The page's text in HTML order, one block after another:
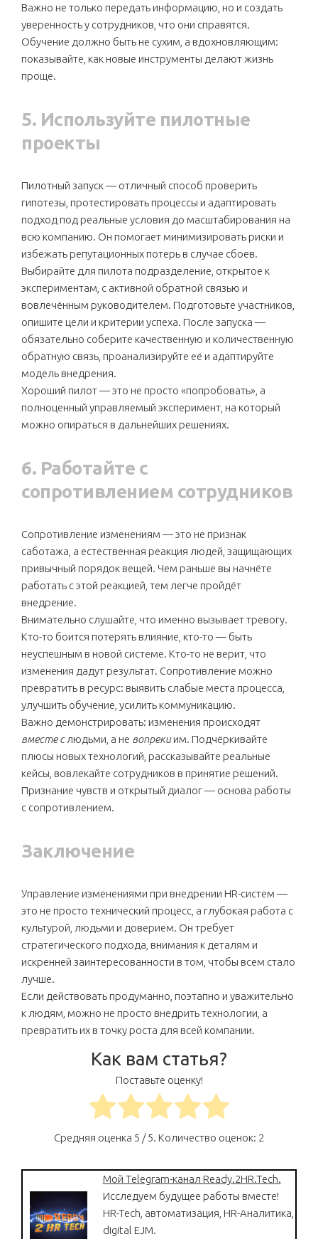
Важно не только передать информацию, но и создать
уверенность у сотрудников, что они справятся.
Обучение должно быть не сухим, а вдохновляющим:
показывайте, как новые инструменты делают жизнь
проще.
5. Используйте пилотные
проекты
Пилотный запуск — отличный способ проверить
гипотезы, протестировать процессы и адаптировать
подход под реальные условия до масштабирования на
всю компанию. Он помогает минимизировать риски и
избежать репутационных потерь в случае сбоев.
Выбирайте для пилота подразделение, открытое к
экспериментам, с активной обратной связью и
вовлечённым руководителем. Подготовьте участников,
опишите цели и критерии успеха. После запуска —
обязательно соберите качественную и количественную
обратную связь, проанализируйте её и адаптируйте
модель внедрения.
Хороший пилот — это не просто «попробовать», а
полноценный управляемый эксперимент, на который
можно опираться в дальнейших решениях.
6. Работайте с
сопротивлением сотрудников
Сопротивление изменениям — это не признак
саботажа, а естественная реакция людей, защищающих
привычный порядок вещей. Чем раньше вы начнёте
работать с этой реакцией, тем легче пройдёт
внедрение.
Внимательно слушайте, что именно вызывает тревогу.
Кто-то боится потерять влияние, кто-то — быть
неуспешным в новой системе. Кто-то не верит, что
изменения дадут результат. Сопротивление можно
превратить в ресурс: выявить слабые места процесса,
улучшить обучение, усилить коммуникацию.
Важно демонстрировать: изменения происходят
вместе слюдьми, а не вопрекиим. Подчёркивайте
плюсы новых технологий, рассказывайте реальные
кейсы, вовлекайте сотрудников в принятие решений.
Признание чувств и открытый диалог — основа работы
с сопротивлением.
Заключение
Управление изменениями при внедрении HR-систем —
это не просто технический процесс, а глубокая работа с
культурой, людьми и доверием. Он требует
стратегического подхода, внимания к деталям и
искренней заинтересованности в том, чтобы всем стало
лучше.
Если действовать продуманно, поэтапно и уважительно
к людям, можно не просто внедрить технологии, а
превратить их в точку роста для всей компании.
Как вам статья?
Поставьте оценку!
Средняя оценка 5 / 5. Количество оценок: 2
Мой Telegram-канал Ready.2HR.Tech.
Исследуем будущее работы вместе!
HR-Tech, автоматизация, HR-Аналитика,
digital EJM.